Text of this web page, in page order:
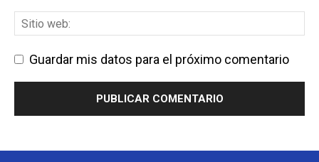
Guardar mis datos para el próximo comentario